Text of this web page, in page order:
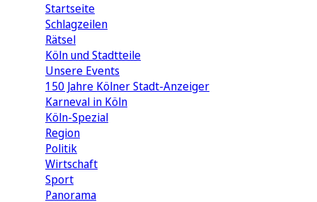
Startseite
Schlagzeilen
Rätsel
Köln und Stadtteile
Unsere Events
150 Jahre Kölner Stadt-Anzeiger
Karneval in Köln
Köln-Spezial
Region
Politik
Wirtschaft
Sport
Panorama